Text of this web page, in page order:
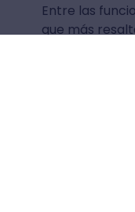
Entre las
que más